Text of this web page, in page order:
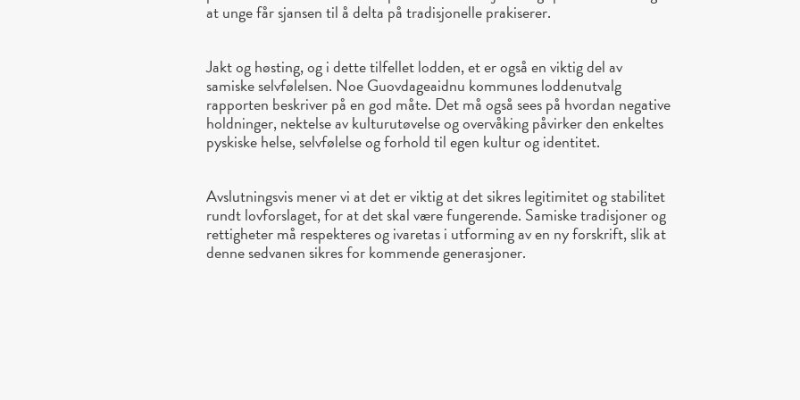
at unge får sjansen til å delta på tradisjonelle prakiserer.
Jakt og høsting, og i dette tilfellet lodden, et er også en viktig del av
samiske selvfølelsen. Noe Guovdageaidnu kommunes loddenutvalg
rapporten beskriver på en god måte. Det må også sees på hvordan negative
holdninger, nektelse av kulturutøvelse og overvåking påvirker den enkeltes
pyskiske helse, selvfølelse og forhold til egen kultur og identitet.
Avslutningsvis mener vi at det er viktig at det sikres legitimitet og stabilitet
rundt lovforslaget, for at det skal være fungerende. Samiske tradisjoner og
rettigheter må respekteres og ivaretas i utforming av en ny forskrift, slik at
denne sedvanen sikres for kommende generasjoner.